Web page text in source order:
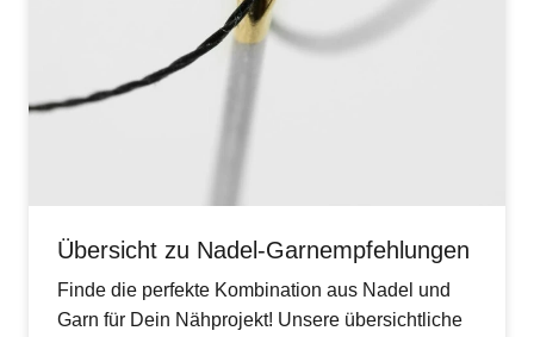
Übersicht zu Nadel-Garnempfehlungen
Finde die perfekte Kombination aus Nadel und
Garn für Dein Nähprojekt! Unsere übersichtliche